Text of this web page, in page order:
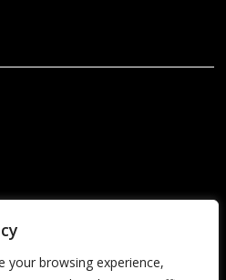
your browsing experience,
Sie uns bitte über einen der